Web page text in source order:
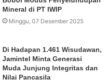
Mineral di PT IWIP
Minggu, 07 Desember 2025
Di Hadapan 1.461 Wisudawan,
Jamintel Minta Generasi
Muda Junjung Integritas dan
Nilai Pancasila